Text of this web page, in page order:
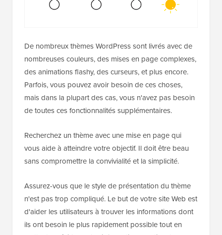
De nombreux thèmes WordPress sont livrés avec de
nombreuses couleurs, des mises en page complexes,
des animations flashy, des curseurs, et plus encore.
Parfois, vous pouvez avoir besoin de ces choses,
mais dans la plupart des cas, vous n'avez pas besoin
de toutes ces fonctionnalités supplémentaires.
Recherchez un thème avec une mise en page qui
vous aide à atteindre votre objectif. Il doit être beau
sans compromettre la convivialité et la simplicité.
Assurez-vous que le style de présentation du thème
n'est pas trop compliqué. Le but de votre site Web est
d'aider les utilisateurs à trouver les informations dont
ils ont besoin le plus rapidement possible tout en